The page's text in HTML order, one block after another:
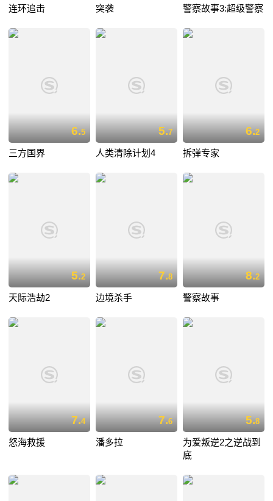
连环追击 突袭 警察故事3:超级警察
6.5
三方国界
5.7
人类清除计划4
6.2
拆弹专家
5.2
天际浩劫2
7.8
边境杀手
8.2
警察故事
7.4
怒海救援
7.6
潘多拉
5.8
为爱叛逆2之逆战到
底